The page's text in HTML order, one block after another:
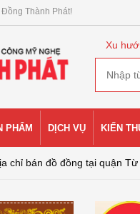
Thành Phát!
Xu
PHẨM DỊCH VỤ KIẾN
chỉ bán đồ đồng tại quận Từ